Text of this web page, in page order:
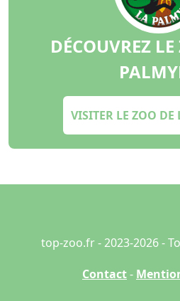
DÉCOUVREZ
VISITER LE ZOO DE
top-zoo.fr - 2023-2026 -
Contact-